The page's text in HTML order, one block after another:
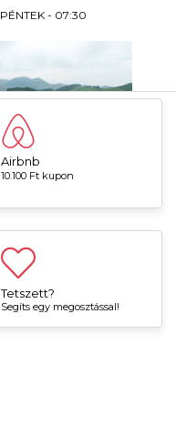
Airbnb
10.100 Ft kupon
Tetszett?
Segíts egy megosztással!